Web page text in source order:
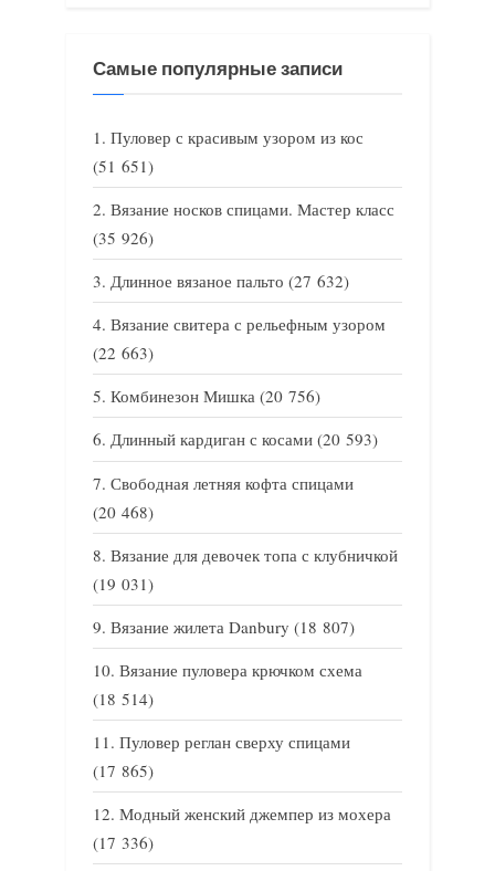
Самые популярные записи
Пуловер с красивым узором из кос
(51 651)
Вязание носков спицами. Мастер класс
(35 926)
Длинное вязаное пальто (27 632)
Вязание свитера с рельефным узором
(22 663)
Комбинезон Мишка (20 756)
Длинный кардиган с косами (20 593)
Свободная летняя кофта спицами
(20 468)
Вязание для девочек топа с клубничкой
(19 031)
Вязание жилета Danbury (18 807)
Вязание пуловера крючком схема
(18 514)
Пуловер реглан сверху спицами
(17 865)
Модный женский джемпер из мохера
(17 336)